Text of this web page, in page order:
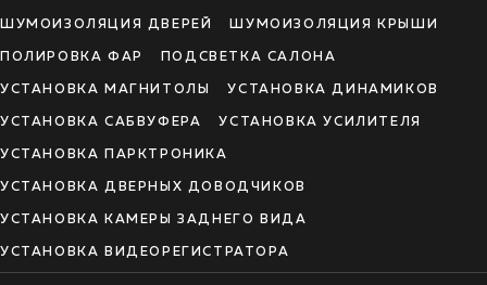
ШУМОИЗОЛЯЦИЯ ДВЕРЕЙ ШУМОИЗОЛЯЦИЯ КРЫШИ
ПОЛИРОВКА ФАР ПОДСВЕТКА САЛОНА
УСТАНОВКА МАГНИТОЛЫ УСТАНОВКА ДИНАМИКОВ
УСТАНОВКА САБВУФЕРА УСТАНОВКА УСИЛИТЕЛЯ
УСТАНОВКА ПАРКТРОНИКА
УСТАНОВКА ДВЕРНЫХ ДОВОДЧИКОВ
УСТАНОВКА КАМЕРЫ ЗАДНЕГО ВИДА
УСТАНОВКА ВИДЕОРЕГИСТРАТОРА